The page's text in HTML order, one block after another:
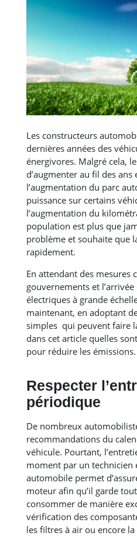
Les constructeurs
dernières années des
énergivores. Malgré cela,
d’augmenter au fil des ans
l’augmentation du parc
puissance sur certains
l’augmentation du
population est plus que
problème et souhaite que
rapidement.
En attendant des mesures
gouvernements et
électriques à grande
maintenant, en adoptant
simples qui peuvent faire
dans cet article quelles
pour réduire les émissions.
Respecter
périodique
De nombreux
recommandations du
véhicule. Pourtant,
moment par un technicien
automobile permet
moteur afin qu’il garde
consommer de manière
vérification des
les filtres à air ou encore